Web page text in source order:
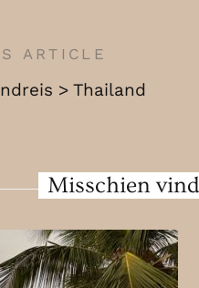
ARTICLE
> Thailand
Misschien